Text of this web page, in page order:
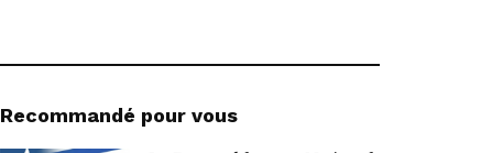
Recommandé pour vous